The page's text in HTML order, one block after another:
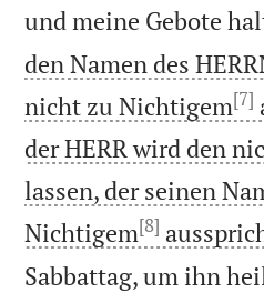
und meine Gebote
den Namen des
nicht zu Nichtigem[7]
der HERR wird den
lassen, der seinen
Nichtigem[8]
Sabbattag, um ihn